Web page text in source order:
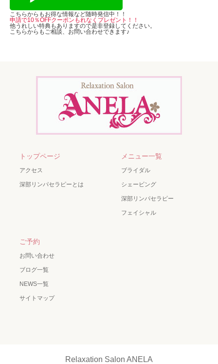
こちらからもお得な情報など随時発信中！！
申請で10％OFFクーポンもれなくプレゼント！！
他うれしい特典もありますので是非登録してください。
こちらからもご相談、お問い合わせできます♪
トップページ
アクセス
深部リンパセラピーとは
メニュー一覧
ブライダル
シェービング
深部リンパセラピー
フェイシャル
ご予約
お問い合わせ
ブログ一覧
NEWS一覧
サイトマップ
Relaxation Salon ANELA